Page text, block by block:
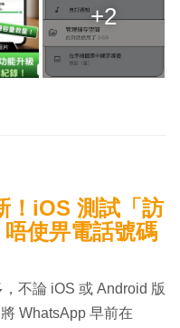
+2
！iOS 測試「訪
使畀電話號碼
不論 iOS 或 Android 版
WhatsApp 早前在